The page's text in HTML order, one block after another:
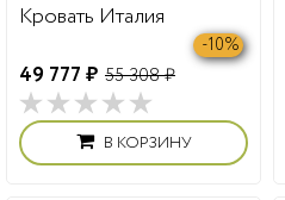
Кровать Италия
49 777 ₽ 55 308 ₽
-10%
В КОРЗИНУ